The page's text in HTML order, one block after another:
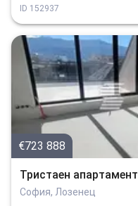
ID 152937
€723 888
Тристаен апартамент
София, Лозенец